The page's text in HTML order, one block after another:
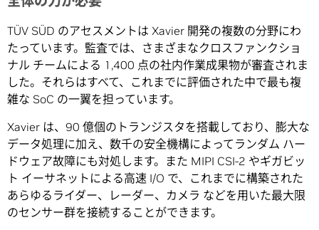
TÜV SÜD のアセスメントは Xavier 開発の複数の分野にわ
たっています。監査では、さまざまなクロスファンクショ
ナル チームによる 1,400 点の社内作業成果物が審査されま
した。それらはすべて、これまでに評価された中で最も複
雑な SoC の一翼を担っています。
Xavier は、90 億個のトランジスタを搭載しており、膨大な
データ処理に加え、数千の安全機構によってランダム ハー
ドウェア故障にも対処します。また MIPI CSI-2 やギガビッ
ト イーサネットによる高速 I/O で、これまでに構築された
あらゆるライダー、レーダー、カメラ などを用いた最大限
のセンサー群を接続することができます。